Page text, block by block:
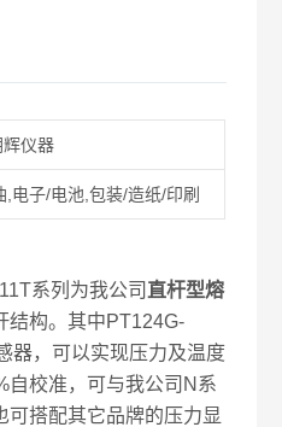
仪器
,电子/电池,包装/造纸/印刷
系列为我公司 直杆型熔
结构。其中PT124G-
器，可以实现压力及温度
自校准，可与我公司 N 系
可搭配其它品牌的压力显